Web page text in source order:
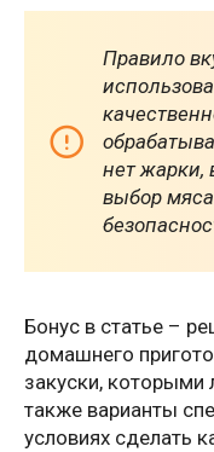
Правило
нет жарки,
выбор мяса
Бонус в статье –
домашнего
закуски, которыми
также варианты
условиях сделать